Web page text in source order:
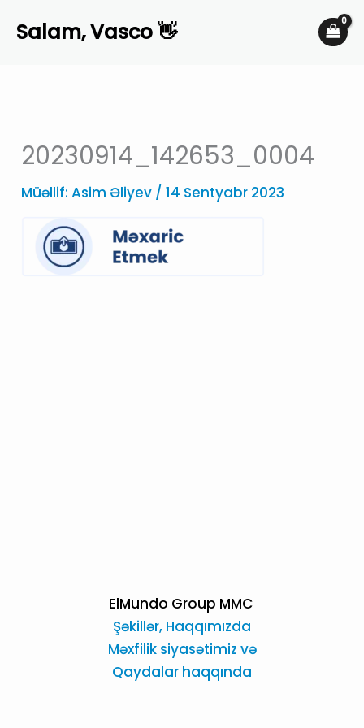
Salam, Vasco 👋
20230914_142653_0004
Müəllif:Asim Əliyev /14 Sentyabr 2023
ElMundo Group MMC
Şəkillər, Haqqımızda
Məxfilik siyasətimiz və
Qaydalar haqqında